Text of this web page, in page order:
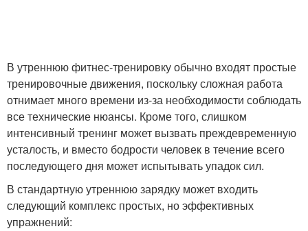
В утреннюю фитнес-тренировку обычно входят простые
тренировочные движения, поскольку сложная работа
отнимает много времени из-за необходимости соблюдать
все технические нюансы. Кроме того, слишком
интенсивный тренинг может вызвать преждевременную
усталость, и вместо бодрости человек в течение всего
последующего дня может испытывать упадок сил.
В стандартную утреннюю зарядку может входить
следующий комплекс простых, но эффективных
упражнений: